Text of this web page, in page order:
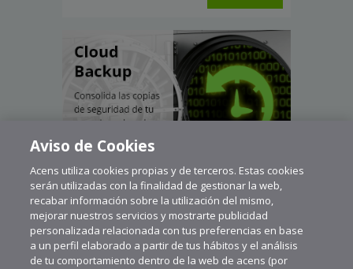
Aviso de Cookies
Acens utiliza cookies propias y de terceros. Estas cookies
serán utilizadas con la finalidad de gestionar la web,
recabar información sobre la utilización del mismo,
mejorar nuestros servicios y mostrarte publicidad
personalizada relacionada con tus preferencias en base
a un perfil elaborado a partir de tus hábitos y el análisis
de tu comportamiento dentro de la web de acens (por